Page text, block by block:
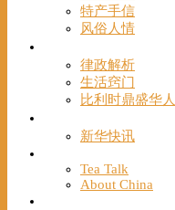
特产手信
风俗人情
律政解析
生活窍门
比利时鼎盛华
新华快讯
Tea Talk
About China